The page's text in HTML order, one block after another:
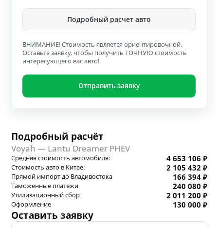
Подробный расчет авто
ВНИМАНИЕ! Стоимость является ориентировочной.
Оставьте заявку, чтобы получить ТОЧНУЮ стоимость
интересующего вас авто!
Отправить заявку
Подробный расчёт
Voyah — Lantu Dreamer PHEV
Средняя стоимость автомобиля: 4 653 106 ₽
Стоимость авто в Китае: 2 105 432 ₽
Прямой импорт до Владивостока 166 394 ₽
Таможенные платежи 240 080 ₽
Утилизационный сбор 2 011 200 ₽
Оформление 130 000 ₽
Оставить заявку